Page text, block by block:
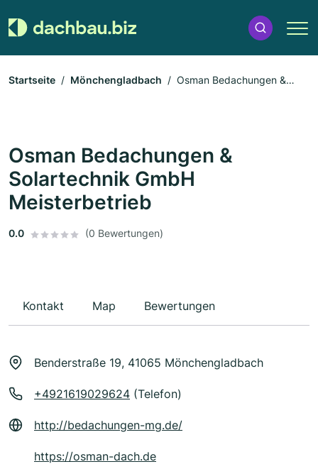
Startseite Mönchengladbach
Osman Bedachungen &
Osman Bedachungen &
Solartechnik GmbH
Meisterbetrieb
0.0 (0 Bewertungen)
Kontakt Map Bewertungen
Benderstraße 19, 41065 Mönchengladbach
+4921619029624 (Telefon)
http://bedachungen-mg.de/
https://osman-dach.de